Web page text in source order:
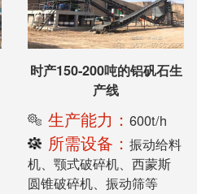
时产150-200吨的铝矾石生
产线
生产能力：600t/h
所需设备：振动给料
机、颚式破碎机、西蒙斯
圆锥破碎机、振动筛等